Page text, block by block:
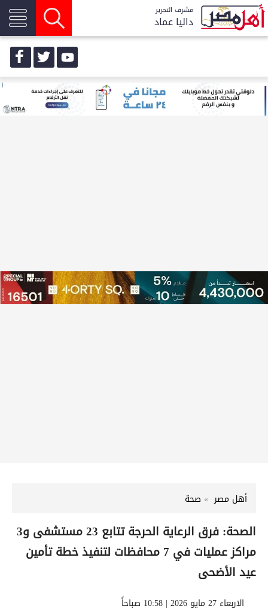
مشرف التحرير
داليا عماد
أهل مصر صحة
الصحة: فرق الرعاية الحرجة تتابع 23 مستشفى و3
مراكز عمليات في 7 محافظات لتنفيذ خطة تأمين
عيد الأضحى
الاربعاء 27 مايو 2026 | 10:58 صباحاً